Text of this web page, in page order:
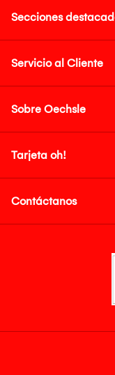
Secciones
Servicio al Cliente
Sobre Oechsle
Tarjeta oh!
Contáctanos